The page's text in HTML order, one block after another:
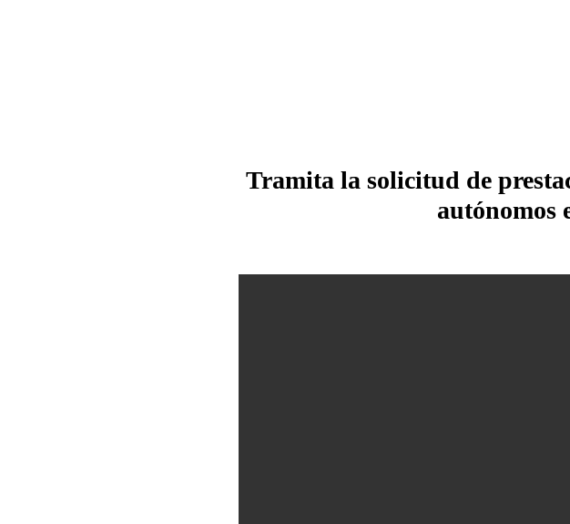
Tramita la solicitud de
autónomos